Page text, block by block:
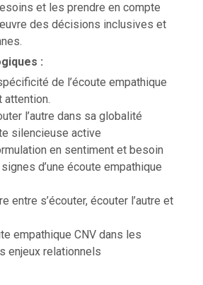
et les prendre en compte
des décisions inclusives et
:
de l’écoute empathique
attention.
l’autre dans sa globalité
silencieuse active
en sentiment et besoin
d’une écoute empathique
entre s’écouter, écouter l’autre et
empathique CNV dans les
enjeux relationnels